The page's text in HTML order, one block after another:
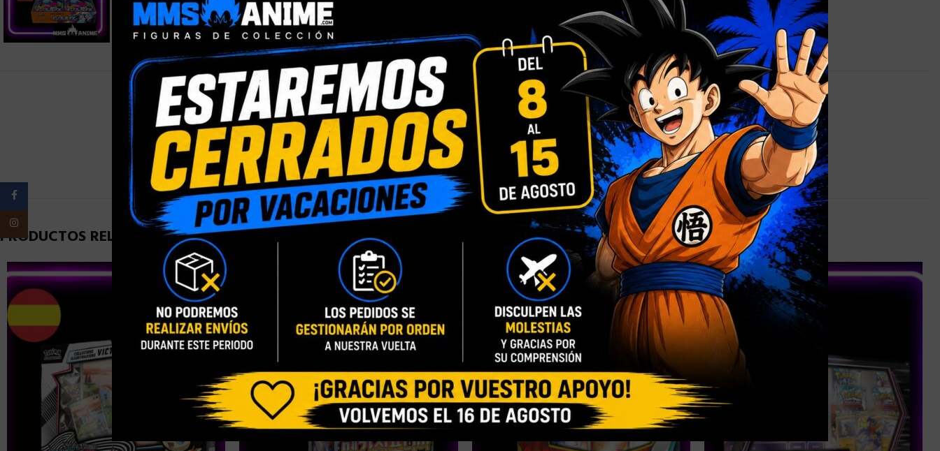
INFORMACIÓN ADICIONAL
PESO 0,9 kg
PRODUCTOS RELACIONADOS